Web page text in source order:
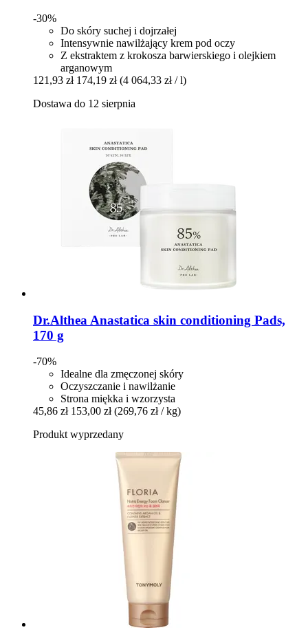
-30%
Do skóry suchej i dojrzałej
Intensywnie nawilżający krem ​​pod oczy
Z ekstraktem z krokosza barwierskiego i olejkiem
arganowym
121,93 zł 174,19 zł (4 064,33 zł / l)
Dostawa do 12 sierpnia
Dr.Althea Anastatica skin conditioning Pads,
170 g
-70%
Idealne dla zmęczonej skóry
Oczyszczanie i nawilżanie
Strona miękka i wzorzysta
45,86 zł 153,00 zł (269,76 zł / kg)
Produkt wyprzedany